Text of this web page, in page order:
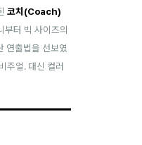
코치(Coach)
부터 빅 사이즈의
연출법을 선보였
주얼. 대신 컬러